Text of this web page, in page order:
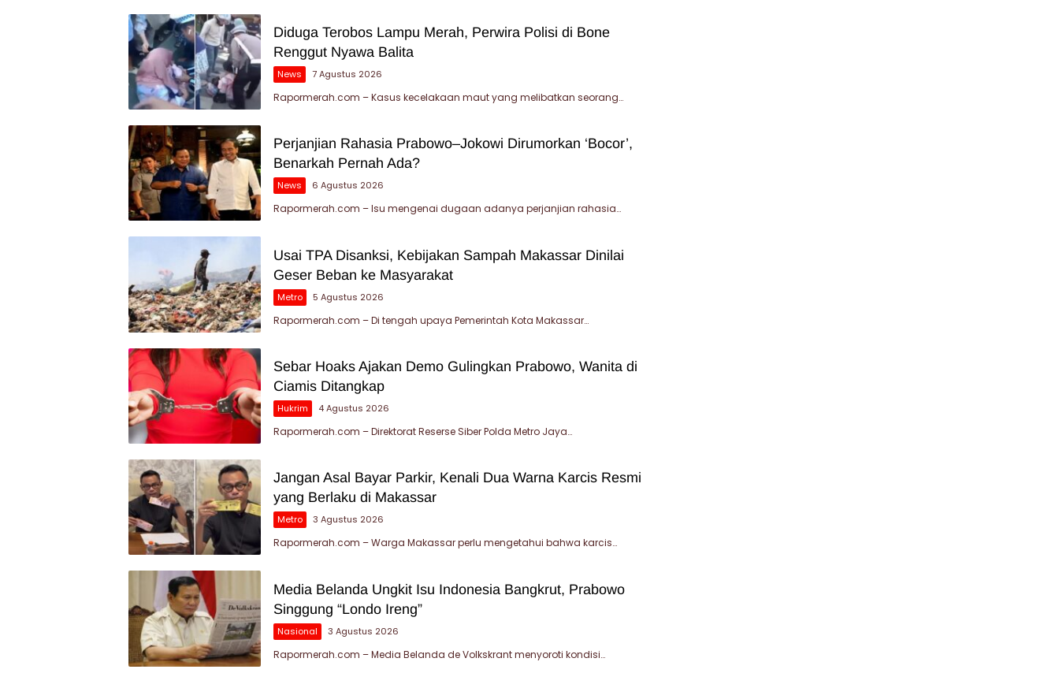
Diduga Terobos Lampu Merah, Perwira Polisi di Bone
Renggut Nyawa Balita
News 7 Agustus 2026
Rapormerah.com – Kasus kecelakaan maut yang melibatkan seorang…
Perjanjian Rahasia Prabowo–Jokowi Dirumorkan ‘Bocor’,
Benarkah Pernah Ada?
News 6 Agustus 2026
Rapormerah.com – Isu mengenai dugaan adanya perjanjian rahasia…
Usai TPA Disanksi, Kebijakan Sampah Makassar Dinilai
Geser Beban ke Masyarakat
Metro 5 Agustus 2026
Rapormerah.com – Di tengah upaya Pemerintah Kota Makassar…
Sebar Hoaks Ajakan Demo Gulingkan Prabowo, Wanita di
Ciamis Ditangkap
Hukrim 4 Agustus 2026
Rapormerah.com – Direktorat Reserse Siber Polda Metro Jaya…
Jangan Asal Bayar Parkir, Kenali Dua Warna Karcis Resmi
yang Berlaku di Makassar
Metro 3 Agustus 2026
Rapormerah.com – Warga Makassar perlu mengetahui bahwa karcis…
Media Belanda Ungkit Isu Indonesia Bangkrut, Prabowo
Singgung “Londo Ireng”
Nasional 3 Agustus 2026
Rapormerah.com – Media Belanda de Volkskrant menyoroti kondisi…